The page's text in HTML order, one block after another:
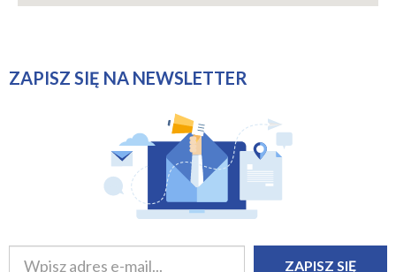
ZAPISZ SIĘ NA NEWSLETTER
ZAPISZ SIĘ